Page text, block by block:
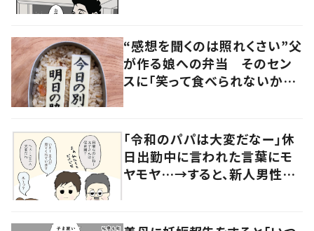
“感想を聞くのは照れくさい”父
が作る娘への弁当 そのセン
スに「笑って食べられないかも」
「令和のパパは大変だなー」休
日出勤中に言われた言葉にモ
ヤモヤ…→すると、新人男性社